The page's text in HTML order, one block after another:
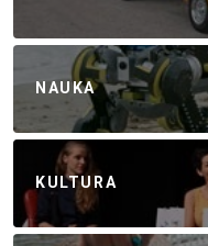
NAUKA
KULTURA